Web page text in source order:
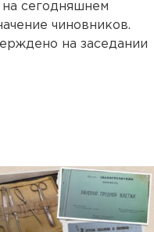
сегодняшнем
чиновников.
на заседании